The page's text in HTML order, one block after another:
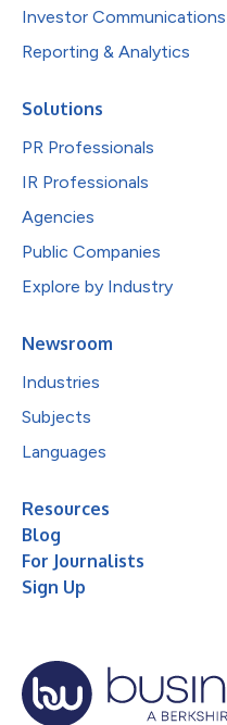
Investor Communications
Reporting & Analytics
Solutions
PR Professionals
IR Professionals
Agencies
Public Companies
Explore by Industry
Newsroom
Industries
Subjects
Languages
Resources
Blog
For Journalists
Sign Up